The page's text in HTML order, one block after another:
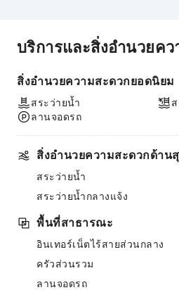
บริการและสิ่งอำนวยค
สิ่งอำนวยความสะดวกยอดนิยม
สระว่ายน้ำ
ลานจอดรถ
สิ่งอำนวยความสะดวกด้าน
สระว่ายน้ำ
สระว่ายน้ำกลางแจ้ง
พื้นที่สาธารณะ
อินเทอร์เน็ตไร้สายส่วนกลาง
ครัวส่วนรวม
ลานจอดรถ